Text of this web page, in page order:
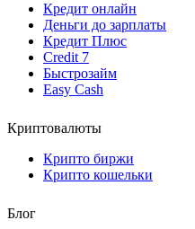
Кредит онлайн
Деньги до зарплаты
Кредит Плюс
Credit 7
Быстрозайм
Easy Cash
Криптовалюты
Крипто биржи
Крипто кошельки
Блог